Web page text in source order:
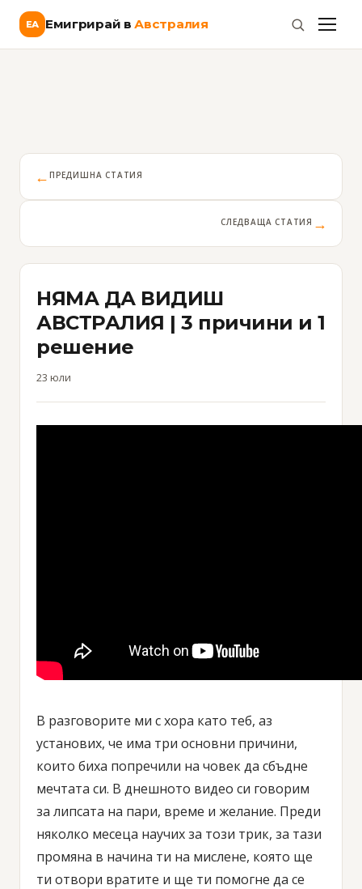
ЕА Емигрирай вАвстралия
← ПРЕДИШНА СТАТИЯ
СЛЕДВАЩА СТАТИЯ →
НЯМА ДА ВИДИШ
АВСТРАЛИЯ | 3 причини и 1
решение
23 юли
В разговорите ми с хора като теб, аз
установих, че има три основни причини,
които биха попречили на човек да сбъдне
мечтата си. В днешното видео си говорим
за липсата на пари, време и желание. Преди
няколко месеца научих за този трик, за тази
промяна в начина ти на мислене, която ще
ти отвори вратите и ще ти помогне да се